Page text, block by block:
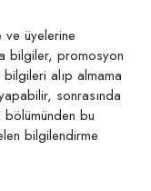
ve üyelerine
bilgiler, promosyon
alıp almama
sonrasında
bu
bilgilendirme